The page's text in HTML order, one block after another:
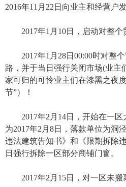
2016年11月22日向业主和经营户
2017年1月10日，启动对整个
2017年1月28日00:00时对整个
路，并于当日强行关闭市场(业主
家可归的可怜业主们在漆黑之夜
节”）！
2017年2月14日，开始在一区
为2017年2月8日，落款单位为洞
违法建筑告知书》和《限期拆除
日强行拆除一区部分商铺门窗。
2017年2月15日，对一区未搬